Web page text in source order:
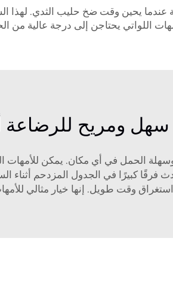
عندما يحين وقت ضخ حليب الثدي. لهذا
اللواتي يحتاجن إلى درجة عالية من
ومريح للرضاعة
الحمل في أي مكان. يمكن للأمهات
فرقًا كبيرًا في الجدول المزدحم
وقت طويل. إنها خيار مثالي